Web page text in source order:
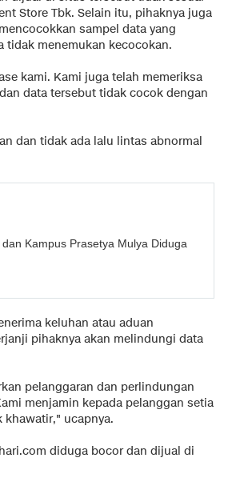
Store Tbk. Selain itu, pihaknya juga
sampel data yang
menemukan kecocokan.
kami. Kami juga telah memeriksa
data tersebut tidak cocok dengan
dan tidak ada lalu lintas abnormal
Kampus Prasetya Mulya Diduga
keluhan atau aduan
pihaknya akan melindungi data
pelanggaran dan perlindungan
menjamin kepada pelanggan setia
khawatir," ucapnya.
diduga bocor dan dijual di